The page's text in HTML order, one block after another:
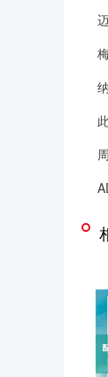
迈
梅
纳
此
周